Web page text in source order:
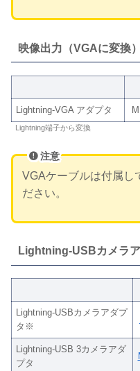
映像出力（VGAに変換）
Lightning-VGA アダプタ
Lightning端子から変換
注意
VGAケーブルは付属し
ださい。
Lightning-USBカメラ
Lightning-USBカメラアダプ
タ※
Lightning-USB 3カメラアダ
プタ